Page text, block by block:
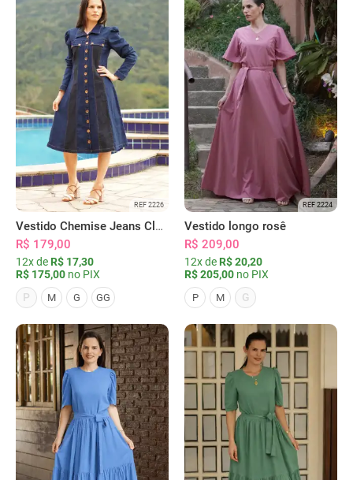
REF 2226
Vestido Chemise Jeans Clássica Serena
R$ 179,00
12x de R$ 17,30
R$ 175,00 no PIX
P
M G GG
REF 2224
Vestido longo rosê
R$ 209,00
12x de R$ 20,20
R$ 205,00 no PIX
P M G